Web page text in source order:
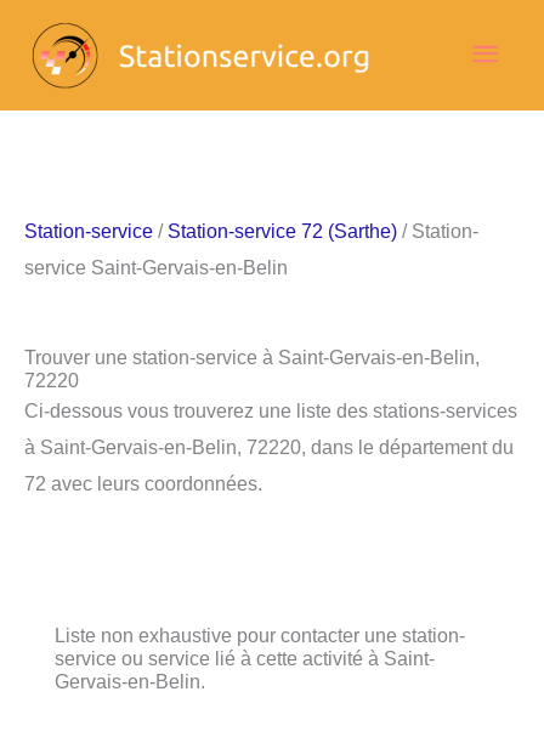
contenu
Station-service / Station-service 72 (Sarthe) / Station-
service Saint-Gervais-en-Belin
Trouver une station-service à Saint-Gervais-en-Belin,
72220
Ci-dessous vous trouverez une liste des stations-services
à Saint-Gervais-en-Belin, 72220, dans le département du
72 avec leurs coordonnées.
Liste non exhaustive pour contacter une station-
service ou service lié à cette activité à Saint-
Gervais-en-Belin.